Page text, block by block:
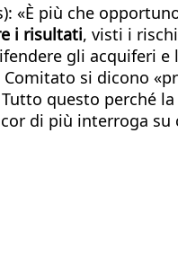
«È più che
i risultati, visti i
gli acquiferi
si dicono
questo perché
di più interroga